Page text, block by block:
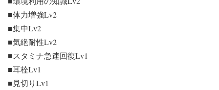
■体力増強Lv2
■集中Lv2
■気絶耐性Lv2
■スタミナ急速回復Lv1
■耳栓Lv1
■見切りLv1